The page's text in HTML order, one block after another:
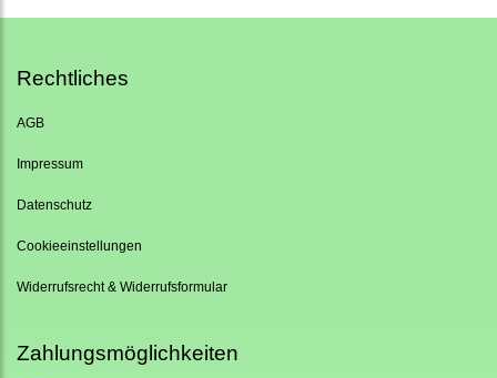
Rechtliches
AGB
Impressum
Datenschutz
Cookieeinstellungen
Widerrufsrecht & Widerrufsformular
Zahlungsmöglichkeiten